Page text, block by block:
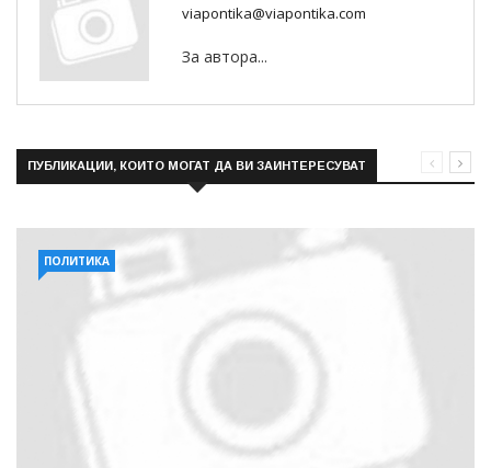
viapontika@viapontika.com
За автора...
ПУБЛИКАЦИИ, КОИТО МОГАТ ДА ВИ ЗАИНТЕРЕСУВАТ
ПОЛИТИКА